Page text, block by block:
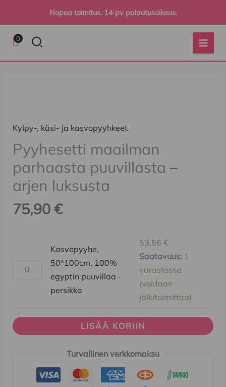
Nopea toimitus. 14 pv palautusoikeus.
0 Hae
Kylpy-, käsi- ja kasvopyyhkeet
Pyyhesetti maailman
parhaasta puuvillasta –
arjen luksusta
75,90€
egyptin
puuvillaa
määrä
Kasvopyyhe,
50*100cm, 100%
egyptin puuvillaa -
persikka
53,56 €
Saatavuus: 1
varastossa
(voidaan
jälkitoimittaa)
LISÄÄ KORIIN
Turvallinen verkkomaksu